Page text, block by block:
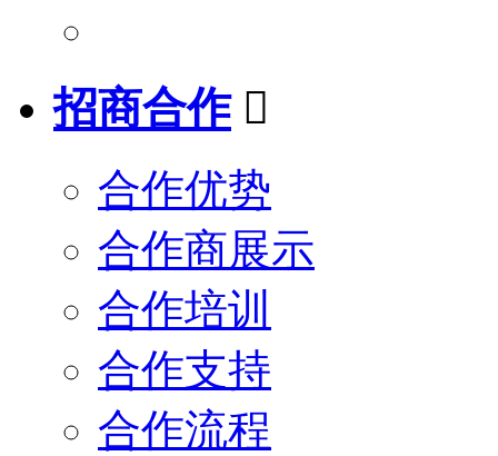
招商合作 
合作优势
合作商展示
合作培训
合作支持
合作流程